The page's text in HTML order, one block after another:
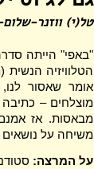
טל(י) ווזנר-
"באפי" הייתה
הטלוויזיה
אומר שאסור
מוצלחים – כתיבה
מבאסות. אז
משיחה על
על המרצה: